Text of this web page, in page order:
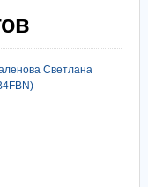
Светлана